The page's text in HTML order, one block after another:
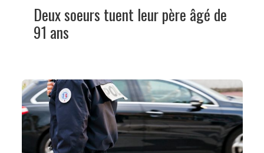
Deux soeurs tuent leur père âgé de
91 ans